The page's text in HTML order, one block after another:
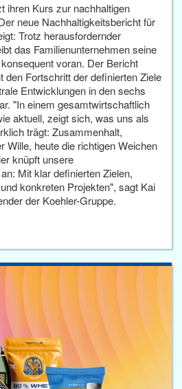
ihren Kurs zur nachhaltigen
neue Nachhaltigkeitsbericht für
Trotz herausfordernder
das Familienunternehmen seine
voran. Der Bericht
den Fortschritt der definierten Ziele
Entwicklungen in den sechs
"In einem gesamtwirtschaftlich
aktuell, zeigt sich, was uns als
trägt: Zusammenhalt,
Wille, heute die richtigen Weichen
knüpft unsere
Mit klar definierten Zielen,
konkreten Projekten", sagt Kai
der Koehler-Gruppe.